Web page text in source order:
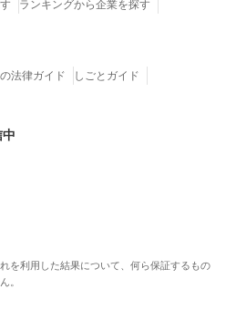
ランキングから企業を探す
法律ガイド
しごとガイド
を利用した結果について、何ら保証するもの
。